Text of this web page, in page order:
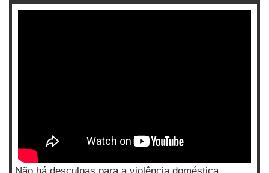
Não há desculpas para a violência doméstica